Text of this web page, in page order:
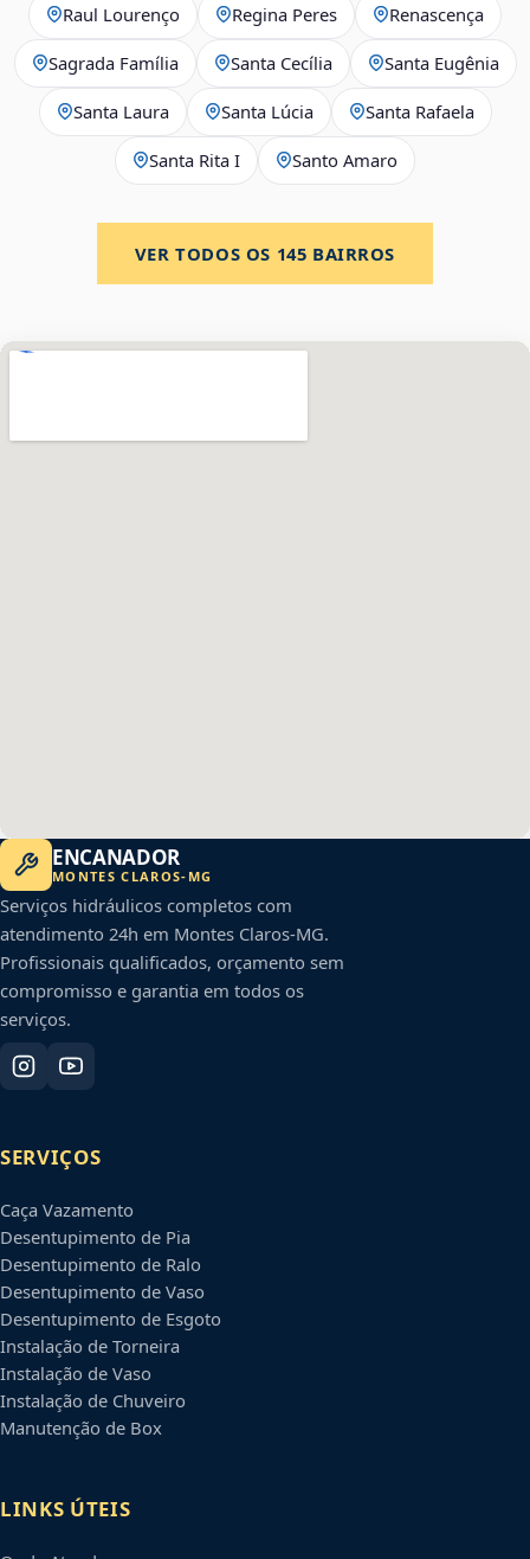
Raul Lourenço Regina Peres Renascença
Sagrada Família Santa Cecília Santa Eugênia
Santa Laura Santa Lúcia Santa Rafaela
Santa Rita I Santo Amaro
VER TODOS OS 145 BAIRROS
ENCANADOR
MONTES CLAROS- MG
Serviços hidráulicos completos com
atendimento 24h em Montes Claros-MG.
Profissionais qualificados, orçamento sem
compromisso e garantia em todos os
serviços.
SERVIÇOS
Caça Vazamento
Desentupimento de Pia
Desentupimento de Ralo
Desentupimento de Vaso
Desentupimento de Esgoto
Instalação de Torneira
Instalação de Vaso
Instalação de Chuveiro
Manutenção de Box
LINKS ÚTEIS